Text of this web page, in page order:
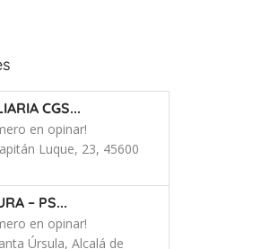
CGS...
en opinar!
Luque, 23, 45600
– PS...
en opinar!
Úrsula, Alcalá de